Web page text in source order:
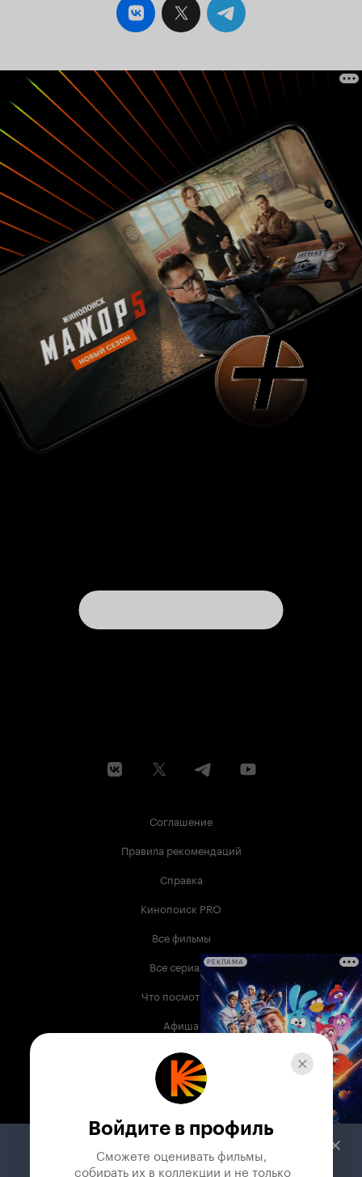
Соглашение
Правила рекомендаций
Справка
Кинопоиск PRO
Все фильмы
Все сериалы
Что посмотреть
Афиша
Музыка
Телепрограмма
Служба поддержки
РЕКЛАМА
Войдите в профиль
Сможете оценивать фильмы,
собирать их в коллекции и не только